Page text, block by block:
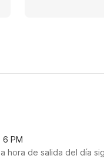
PM
hora de salida del día